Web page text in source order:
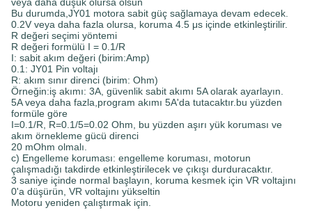
Bu durumda,JY01 motora sabit güç sağlamaya devam edecek.
0.2V veya daha fazla olursa, koruma 4.5 μs içinde etkinleştirilir.
R değeri seçimi yöntemi
R değeri formülü I = 0.1/R
I: sabit akım değeri (birim:Amp)
0.1: JY01 Pin voltajı
R: akım sınır direnci (birim: Ohm)
Örneğin:iş akımı: 3A, güvenlik sabit akımı 5A olarak ayarlayın.
5A veya daha fazla,program akımı 5A'da tutacaktır.bu yüzden
formüle göre
I=0.1/R, R=0.1/5=0.02 Ohm, bu yüzden aşırı yük koruması ve
akım örnekleme gücü direnci
20 mOhm olmalı.
c) Engelleme koruması: engelleme koruması, motorun
çalışmadığı takdirde etkinleştirilecek ve çıkışı durduracaktır.
3 saniye içinde normal başlayın, koruma kesmek için VR voltajını
0'a düşürün, VR voltajını yükseltin
Motoru yeniden çalıştırmak için.